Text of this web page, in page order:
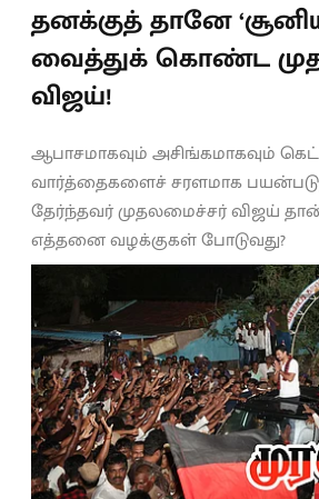
தனக்குத் தானே
வைத்துக் கொண்ட
விஜய்!
ஆபாசமாகவும் அசிங்கமாகவும்
வார்த்தைகளைச் சரளமாக
தேர்ந்தவர் முதலமைச்சர் விஜய்
எத்தனை வழக்குகள் போடுவது?